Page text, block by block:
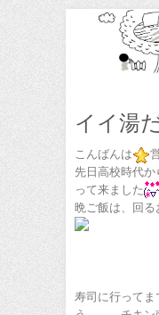
イイ湯
こんばんは
先日高校時代
って来ました
晩ご飯は、回る
寿司に行ってま